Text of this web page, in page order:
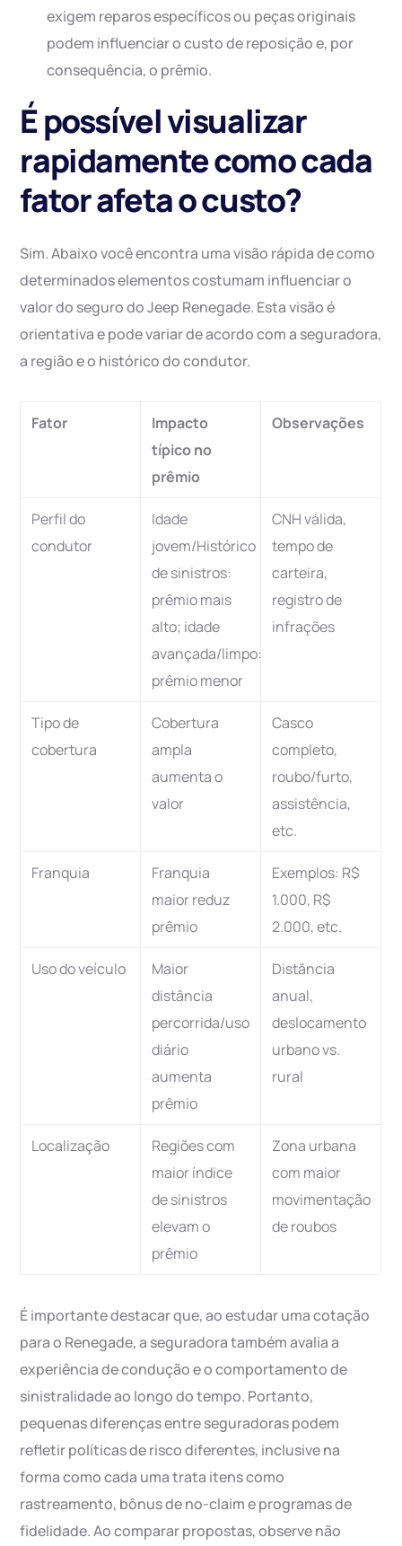
exigem reparos específicos ou peças originais
podem influenciar o custo de reposição e, por
consequência, o prêmio.
É possível visualizar
rapidamente como cada
fator afeta o custo?
Sim. Abaixo você encontra uma visão rápida de como
determinados elementos costumam influenciar o
valor do seguro do Jeep Renegade. Esta visão é
orientativa e pode variar de acordo com a seguradora,
a região e o histórico do condutor.
Fator
Impacto
típico no
prêmio
Observações
Perfil do
condutor
Idade
jovem/Histórico
de sinistros:
prêmio mais
alto; idade
avançada/limpo:
prêmio menor
CNH válida,
tempo de
carteira,
registro de
infrações
Tipo de
cobertura
Cobertura
ampla
aumenta o
valor
Casco
completo,
roubo/furto,
assistência,
etc.
Franquia
Franquia
maior reduz
prêmio
Exemplos: R$
1.000, R$
2.000, etc.
Uso do veículo
Maior
distância
percorrida/uso
diário
aumenta
prêmio
Distância
anual,
deslocamento
urbano vs.
rural
Localização
Regiões com
maior índice
de sinistros
elevam o
prêmio
Zona urbana
com maior
movimentação
de roubos
É importante destacar que, ao estudar uma cotação
para o Renegade, a seguradora também avalia a
experiência de condução e o comportamento de
sinistralidade ao longo do tempo. Portanto,
pequenas diferenças entre seguradoras podem
refletir políticas de risco diferentes, inclusive na
forma como cada uma trata itens como
rastreamento, bônus de no-claim e programas de
fidelidade. Ao comparar propostas, observe não